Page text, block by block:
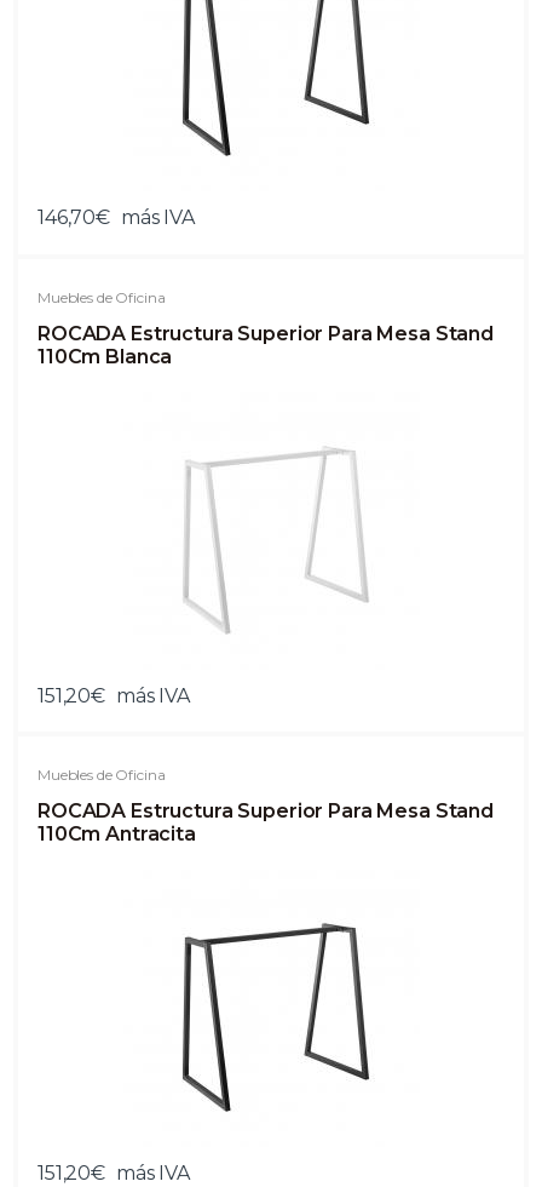
146,70€ más IVA
Muebles de Oficina
ROCADA Estructura Superior Para Mesa Stand
110Cm Blanca
151,20€ más IVA
Muebles de Oficina
ROCADA Estructura Superior Para Mesa Stand
110Cm Antracita
151,20€ más IVA